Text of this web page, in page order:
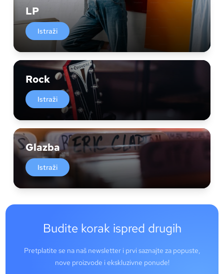
LP
Istraži
Rock
Istraži
Glazba
Istraži
Budite korak ispred drugih
Pretplatite se na naš newsletter i prvi saznajte za popuste,
nove proizvode i ekskluzivne ponude!